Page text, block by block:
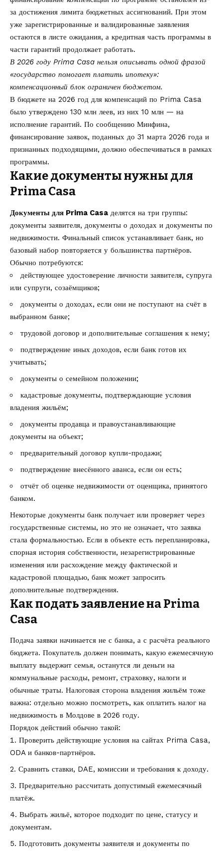
за достижения лимита бюджетных ассигнований. При этом
уже зарегистрированные и валидированные заявления
остаются в листе ожидания, а кредитная часть программы в
части гарантий продолжает работать.
В 2026 году Prima Casa нельзя описывать одной фразой
«государство помогает платить ипотеку»:
компенсационный блок ограничен бюджетом.
В бюджете на 2026 год для компенсаций по Prima Casa
было утверждено 130 млн леев, из них 10 млн — на
исполнение гарантий. По сообщению Минфина,
финансирование заявок, поданных до 31 марта 2026 года и
признанных подходящими, должно обеспечиваться в рамках
программы.
Какие документы нужны для
Prima Casa
Документы для Prima Casa делятся на три группы:
документы заявителя, документы о доходах и документы по
недвижимости. Финальный список устанавливает банк, но
базовый набор повторяется у большинства партнёров.
Обычно потребуются:
действующее удостоверение личности заявителя, супруга
или супруги, созаёмщиков;
документы о доходах, если они не поступают на счёт в
выбранном банке;
трудовой договор и дополнительные соглашения к нему;
подтверждение иных доходов, если банк готов их
учитывать;
документы о семейном положении;
кадастровые документы, подтверждающие условия
владения жильём;
документы продавца и правоустанавливающие
документы на объект;
предварительный договор купли-продажи;
подтверждение внесённого аванса, если он есть;
отчёт об оценке недвижимости от оценщика, принятого
банком.
Некоторые документы банк получает или проверяет через
государственные системы, но это не означает, что заявка
стала формальностью. Если в объекте есть перепланировка,
спорная история собственности, незарегистрированные
изменения или расхождение между фактической и
кадастровой площадью, банк может запросить
дополнительные подтверждения.
Как подать заявление на Prima
Casa
Подача заявки начинается не с банка, а с расчёта реального
бюджета. Покупатель должен понимать, какую ежемесячную
выплату выдержит семья, останутся ли деньги на
коммунальные расходы, ремонт, страховку, налоги и
обычные траты. Налоговая сторона владения жильём тоже
важна: отдельно можно посмотреть, как оплатить налог на
недвижимость в Молдове в 2026 году.
Порядок действий обычно такой:
Проверить действующие условия на сайтах Prima Casa,
ODA и банков-партнёров.
Сравнить ставки, DAE, комиссии и требования к доходу.
Предварительно рассчитать допустимый ежемесячный
платёж.
Выбрать жильё, которое подходит по цене, статусу и
документам.
Подготовить документы заявителя и документы по